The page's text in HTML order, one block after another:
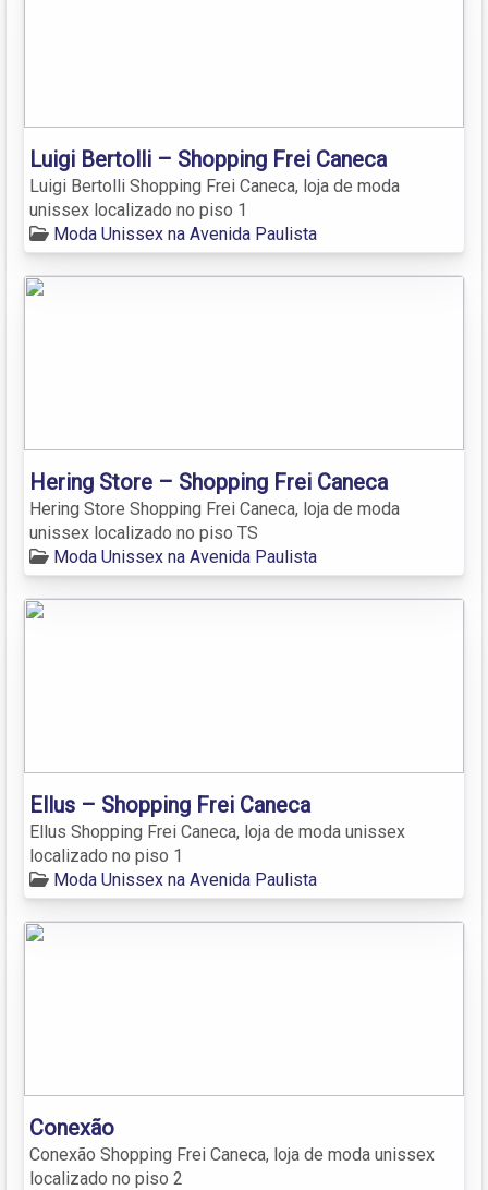
Luigi Bertolli – Shopping Frei Caneca
Luigi Bertolli Shopping Frei Caneca, loja de moda
unissex localizado no piso 1
Moda Unissex na Avenida Paulista
Hering Store – Shopping Frei Caneca
Hering Store Shopping Frei Caneca, loja de moda
unissex localizado no piso TS
Moda Unissex na Avenida Paulista
Ellus – Shopping Frei Caneca
Ellus Shopping Frei Caneca, loja de moda unissex
localizado no piso 1
Moda Unissex na Avenida Paulista
Conexão
Conexão Shopping Frei Caneca, loja de moda unissex
localizado no piso 2